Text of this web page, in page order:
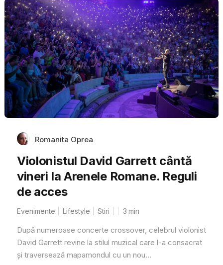
Romanita Oprea
Violonistul David Garrett cântă
vineri la Arenele Romane. Reguli
de acces
Evenimente Lifestyle Stiri 3 min
După numeroase concerte crossover, celebrul violonist
David Garrett revine la stilul muzical care l-a consacrat
și traversează mapamondul cu un nou...